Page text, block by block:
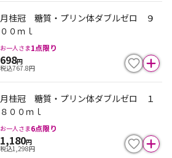
月桂冠 糖質・プリン体ダブルゼロ ９
００ｍｌ
お一人さま1点限り
698円
税込767.8円
月桂冠 糖質・プリン体ダブルゼロ １
８００ｍｌ
お一人さま6点限り
1,180円
税込1,298円